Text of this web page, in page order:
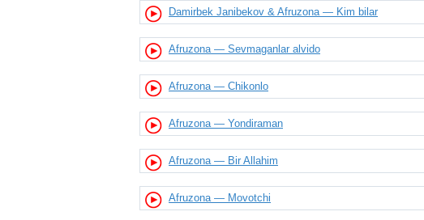
Damirbek Janibekov & Afruzona — Kim bilar
Afruzona — Sevmaganlar alvido
Afruzona — Chikonlo
Afruzona — Yondiraman
Afruzona — Bir Allahim
Afruzona — Movotchi